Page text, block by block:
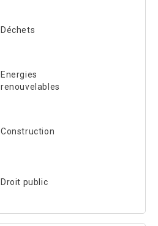
Déchets
Energies
renouvelables
Construction
Droit public